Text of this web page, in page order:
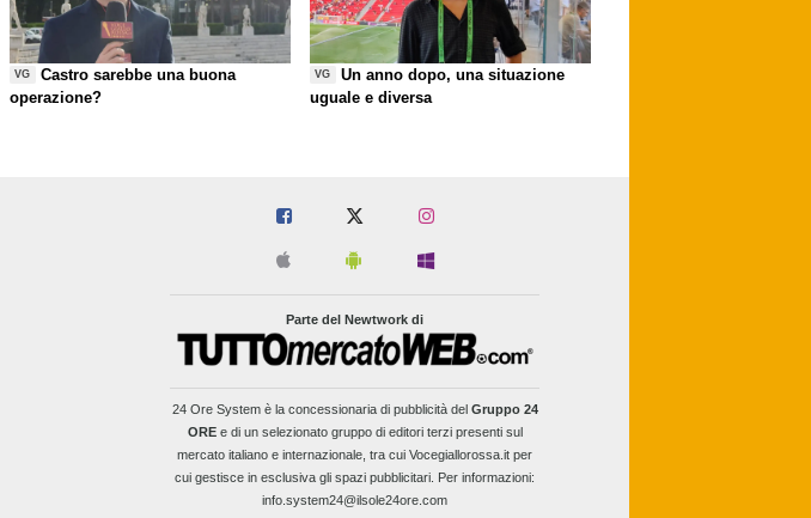
VG
Castro sarebbe una buona
operazione?
VG
Un anno dopo, una situazione
uguale e diversa
Parte del Newtwork di
24 Ore Systemè la concessionaria di pubblicità del Gruppo 24
OREe di un selezionato gruppo di editori terzi presenti sul
mercato italiano e internazionale, tra cui Vocegiallorossa.it per
cui gestisce in esclusiva gli spazi pubblicitari. Per informazioni:
info.system24@ilsole24ore.com